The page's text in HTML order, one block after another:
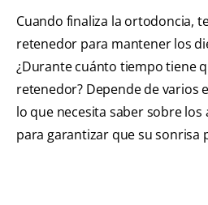
Cuando finaliza la ortodoncia,
retenedor para mantener los
¿Durante cuánto tiempo tiene
retenedor? Depende de varios
lo que necesita saber sobre los
para garantizar que su sonrisa